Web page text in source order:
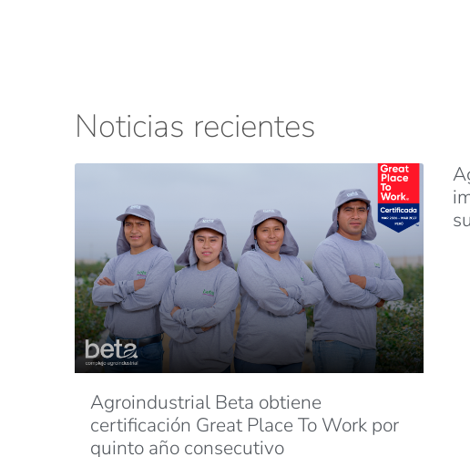
Noticias recientes
Agroindustrial Beta obtiene
certificación Great Place To Work por
quinto año consecutivo